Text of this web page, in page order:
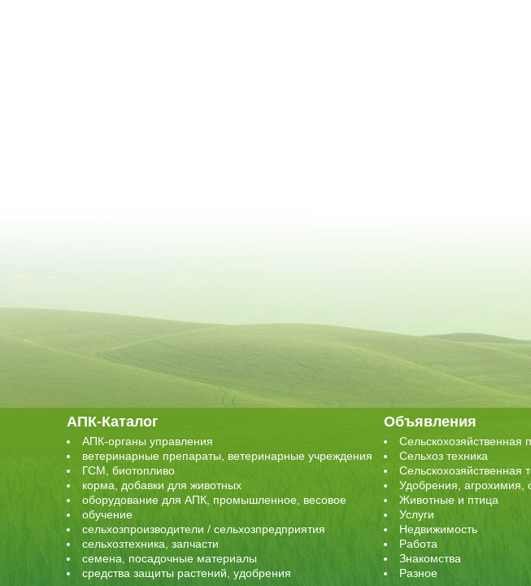
АПК-Каталог
АПК-органы управления
ветеринарные препараты, ветеринарные учреждения
ГСМ, биотопливо
корма, добавки для животных
оборудование для АПК, промышленное, весовое
обучение
сельхозпроизводители / сельхозпредприятия
сельхозтехника, запчасти
семена, посадочные материалы
средства защиты растений, удобрения
Объявления
Сельскохозяйственная
Сельхоз техника
Сельскохозяйственная
Удобрения, агрохимия,
Животные и птица
Услуги
Недвижимость
Работа
Знакомства
Разное